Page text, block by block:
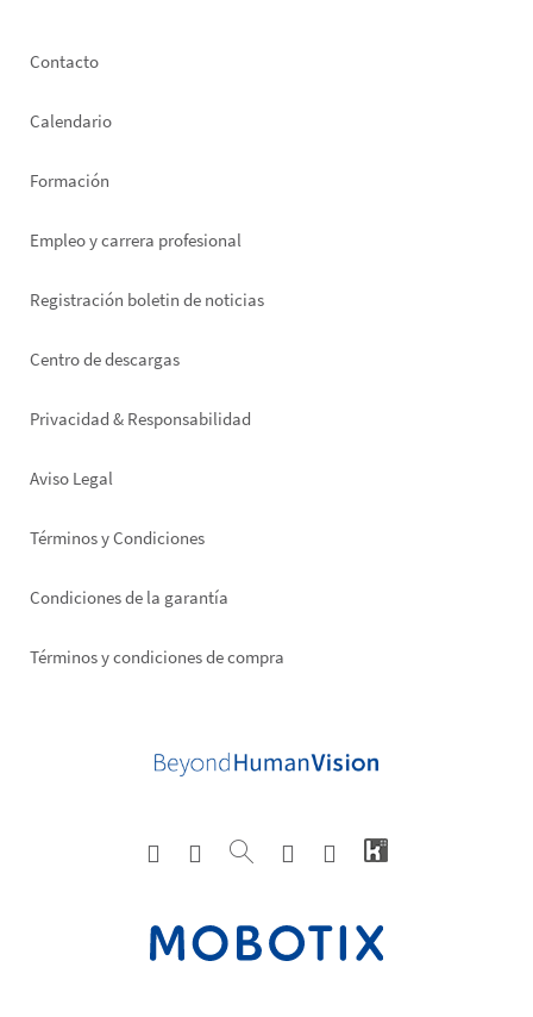
Footer
Contacto
Calendario
Formación
Empleo y carrera profesional
Registración boletin de noticias
Footer
Centro de descargas
Privacidad & Responsabilidad
Aviso Legal
Términos y Condiciones
Condiciones de la garantía
Términos y condiciones de compra